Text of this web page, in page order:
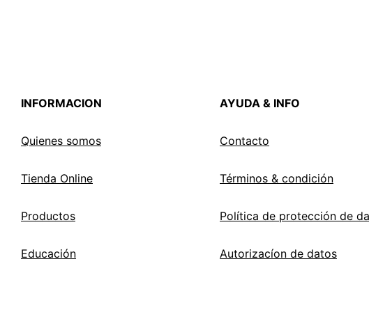
INFORMACION
Quienes somos
Tienda Online
Productos
Educación
AYUDA & INFO
Contacto
Términos & condición
Política de protección de
Autorizacíon de datos